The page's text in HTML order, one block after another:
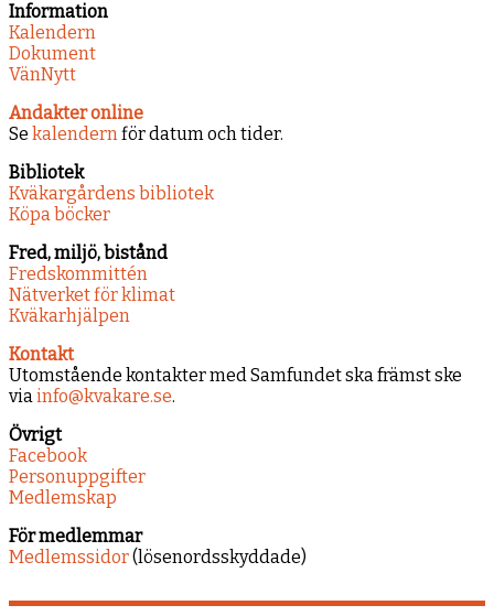
Information
Kalendern
Dokument
VänNytt
Andakter online
Se kalendernför datum och tider.
Bibliotek
Kväkargårdens bibliotek
Köpa böcker
Fred, miljö, bistånd
Fredskommittén
Nätverket för klimat
Kväkarhjälpen
Kontakt
Utomstående kontakter med Samfundet ska främst ske
viainfo@kvakare.se.
Övrigt
Facebook
Personuppgifter
Medlemskap
För medlemmar
Medlemssidor(lösenordsskyddade)